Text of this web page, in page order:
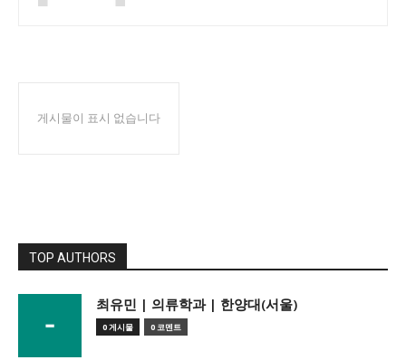
게시물이 표시 없습니다
TOP AUTHORS
­최유민 | 의류학과 | 한양대(서울)
0 게시물 0 코멘트